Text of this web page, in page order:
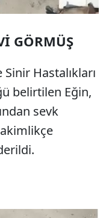
GÖRMÜŞ
Hastalıkları
belirtilen Eğin,
sevk